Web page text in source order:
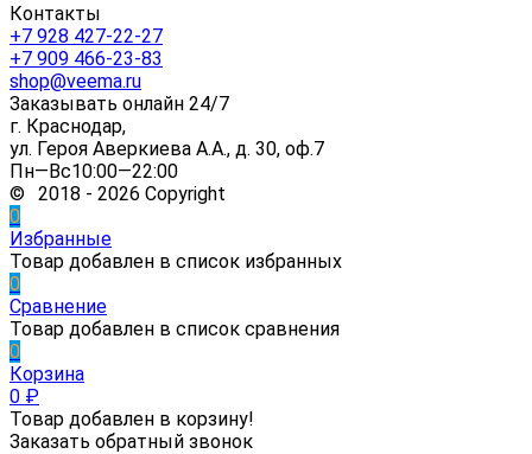
Контакты
+7 928 427-22-27
+7 909 466-23-83
shop@veema.ru
Заказывать онлайн 24/7
г. Краснодар,
ул. Героя Аверкиева А.А., д. 30, оф.7
Пн—Вс10:00—22:00
© 2018 - 2026 Copyright
0
Избранные
Товар добавлен в список избранных
0
Сравнение
Товар добавлен в список сравнения
0
Корзина
0 ₽
Товар добавлен в корзину!
Заказать обратный звонок